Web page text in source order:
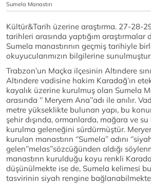
Sumela Manastırı
Kültür&Tarih üzerine araştırma. 27-28-
tarihleri arasında yaptığım araştırmalar
Sumela manastırının geçmiş tarihiyle
okuyucularımızın bilgilerine
Trabzon’un Maçka ilçesinin Altındere
Altındere vadisine hakim Karadağ’ın
kayalık üzerine kurulmuş olan Sumela
arasında ‘’ Meryem Ana’’adı ile anılır.
metre yükseklikte bulunan yapı, bu
şehir dışında, ormanlarda, mağara ve su
kurulma geleneğini sürdürmüştür.
kurulan manastırın ‘’Sumela’’ adını
gelen’’melas’’sözcüğünden aldığı
manastırın kurulduğu koyu renkli
düşünülmekte ise de, Sumela kelimesi
tasvirinin siyah rengine